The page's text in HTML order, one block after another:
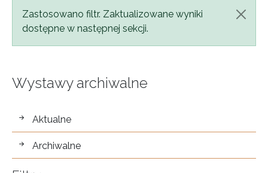
Status message
Zastosowano filtr. Zaktualizowane wyniki
dostępne w następnej sekcji.
Wystawy archiwalne
wystawy
Aktualne
Archiwalne